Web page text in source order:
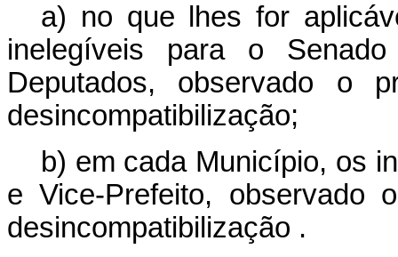
a) no que lhes for
inelegíveis para o
Deputados, observado o
desincompatibilização;
b) em cada Município, os
e Vice-Prefeito,
desincompatibilização .